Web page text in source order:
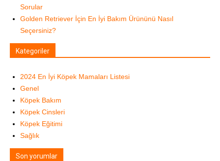
Sorular
Golden Retriever İçin En İyi Bakım Ürününü Nasıl
Seçersiniz?
Kategoriler
2024 En İyi Köpek Mamaları Listesi
Genel
Köpek Bakım
Köpek Cinsleri
Köpek Eğitimi
Sağlık
Son yorumlar